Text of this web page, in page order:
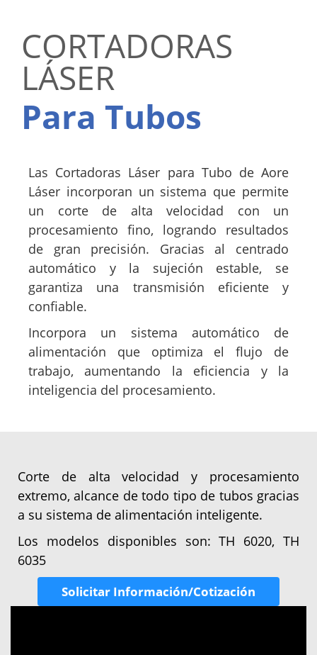
CORTADORAS
LÁSER
Para Tubos
Las Cortadoras Láser para Tubo de Aore
Láser incorporan un sistema que permite
un corte de alta velocidad con un
procesamiento fino, logrando resultados
de gran precisión. Gracias al centrado
automático y la sujeción estable, se
garantiza una transmisión eficiente y
confiable.
Incorpora un sistema automático de
alimentación que optimiza el flujo de
trabajo, aumentando la eficiencia y la
inteligencia del procesamiento.
Corte de alta velocidad y procesamiento
extremo, alcance de todo tipo de tubos gracias
a su sistema de alimentación inteligente.
Los modelos disponibles son: TH 6020, TH
6035
Solicitar Información/Cotización